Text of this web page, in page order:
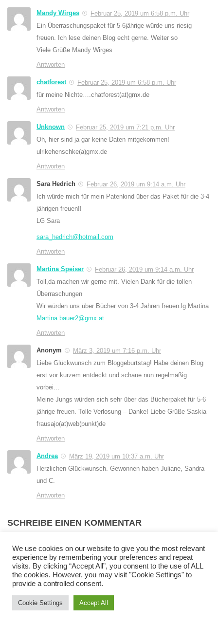
Mandy Wirges
Februar 25, 2019 um 6:58 p.m. Uhr
Ein Überraschungspaket für 5-6jährige würde uns riesig
freuen. Ich lese deinen Blog echt gerne. Weiter so
Viele Grüße Mandy Wirges
Antworten
chatforest
Februar 25, 2019 um 6:58 p.m. Uhr
für meine Nichte….chatforest(at)gmx.de
Antworten
Unknown
Februar 25, 2019 um 7:21 p.m. Uhr
Oh, hier sind ja gar keine Daten mitgekommen!
ulrikehenschke(a)gmx.de
Antworten
Sara Hedrich
Februar 26, 2019 um 9:14 a.m. Uhr
Ich würde mich für mein Patenkind über das Paket für die 3-4
jährigen freuen!!
LG Sara
sara_hedrich@hotmail.com
Antworten
Martina Speiser
Februar 26, 2019 um 9:14 a.m. Uhr
Toll,da machen wir gerne mit. Vielen Dank für die tollen
Überraschungen
Wir würden uns über Bücher von 3-4 Jahren freuen.lg Martina
Martina.bauer2@gmx.at
Antworten
Anonym
März 3, 2019 um 7:16 p.m. Uhr
Liebe Glückwunsch zum Bloggeburtstag! Habe deinen Blog
erst vor kurzem entdeckt und schaue nun regelmäßig
vorbei…
Meine Jungs würden sich sehr über das Bücherpaket für 5-6
jährige freuen. Tolle Verlosung – Danke! Liebe Grüße Saskia
frausajo(at)web(punkt)de
Antworten
Andrea
März 19, 2019 um 10:37 a.m. Uhr
Herzlichen Glückwunsch. Gewonnen haben Juliane, Sandra
und C.
Antworten
SCHREIBE EINEN KOMMENTAR
Kommentar*
We use cookies on our website to give you the most relevant
experience by remembering your preferences and repeat
visits. By clicking “Accept All”, you consent to the use of ALL
the cookies. However, you may visit "Cookie Settings" to
provide a controlled consent.
Cookie Settings Accept All